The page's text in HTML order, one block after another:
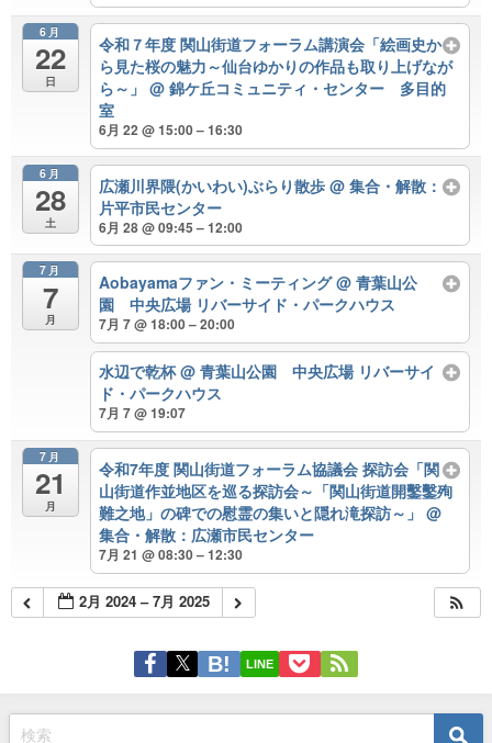
6月
22
日
令和７年度 関山街道フォーラム講演会「絵画史か
ら見た桜の魅力～仙台ゆかりの作品も取り上げなが
ら～」@ 錦ケ丘コミュニティ・センター 多目的
室
6月 22 @ 15:00 – 16:30
6月
28
土
広瀬川界隈(かいわい)ぶらり散歩@ 集合・解散：
片平市民センター
6月 28 @ 09:45 – 12:00
7月
7
月
Aobayamaファン・ミーティング@ 青葉山公
園 中央広場 リバーサイド・パークハウス
7月 7 @ 18:00 – 20:00
水辺で乾杯@ 青葉山公園 中央広場 リバーサイ
ド・パークハウス
7月 7 @ 19:07
7月
21
月
令和7年度 関山街道フォーラム協議会 探訪会「関
山街道作並地区を巡る探訪会～「関山街道開鑿鑿殉
難之地」の碑での慰霊の集いと隠れ滝探訪～」@
集合・解散：広瀬市民センター
7月 21 @ 08:30 – 12:30
2月 2024 – 7月 2025
LINE